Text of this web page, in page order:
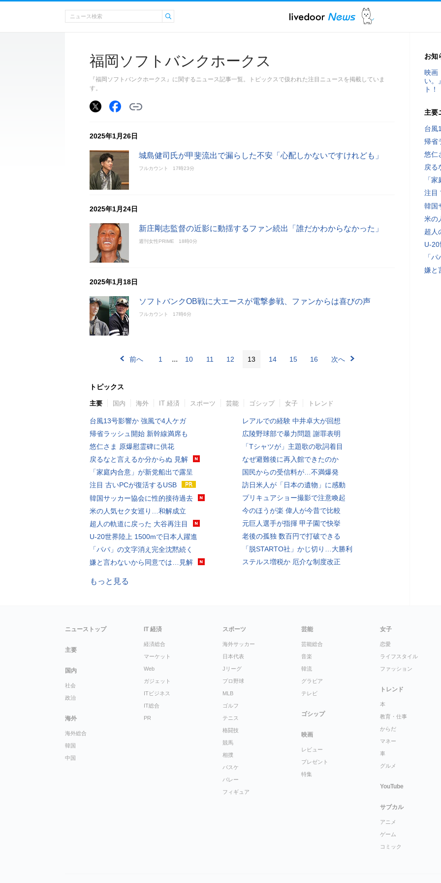
福岡ソフトバンクホークス
『福岡ソフトバンクホークス』に関するニュース記事一覧。トピックスで扱われた注目ニュースを掲載していま
す。
2025年1月26日
城島健司氏が甲斐流出で漏らした不安「心配しかないですけれども」
フルカウント 17時23分
2025年1月24日
新庄剛志監督の近影に動揺するファン続出「誰だかわからなかった」
週刊女性PRIME 18時0分
2025年1月18日
ソフトバンクOB戦に大エースが電撃参戦、ファンからは喜びの声
フルカウント 17時6分
前へ 1 ... 10 11 12 13 14 15 16 次へ
トピックス
主要 国内 海外 IT 経済 スポーツ 芸能 ゴシップ 女子 トレンド
台風13号影響か 強風で4人ケガ
帰省ラッシュ開始 新幹線満席も
悠仁さま 原爆慰霊碑に供花
戻るなと言えるか分からぬ 見解
「家庭内合意」が新党船出で露呈
注目 古いPCが復活するUSB
韓国サッカー協会に性的接待過去
米の人気セク女巡り…和解成立
超人の軌道に戻った 大谷再注目
U-20世界陸上 1500mで日本人躍進
「パパ」の文字消え完全沈黙続く
嫌と言わないから同意では…見解
レアルでの経験 中井卓大が回想
広陵野球部で暴力問題 謝罪表明
「Tシャツが」主題歌の歌詞着目
なぜ避難後に再入館できたのか
国民からの受信料が…不満爆発
訪日米人が「日本の遺物」に感動
プリキュアショー撮影で注意喚起
今のほうが楽 偉人が今昔で比較
元巨人選手が指揮 甲子園で快挙
老後の孤独 数百円で打破できる
「脱STARTO社」かじ切り…大勝利
ステルス増税か 厄介な制度改正
もっと見る
お知
映画
い。
ト！
主要
台風
帰省
悠仁
戻る
「
注目
韓国
米の
超人
U-
「
嫌と
ニューストップ
主要
国内
社会
政治
海外
海外総合
韓国
中国
IT 経済
経済総合
マーケット
Web
ガジェット
ITビジネス
IT総合
PR
スポーツ
海外サッカー
日本代表
Jリーグ
プロ野球
MLB
ゴルフ
テニス
格闘技
競馬
相撲
バスケ
バレー
フィギュア
芸能
芸能総合
音楽
韓流
グラビア
テレビ
ゴシップ
映画
レビュー
プレゼント
特集
女子
恋愛
ライフスタイル
ファッション
トレンド
本
教育・仕事
からだ
マネー
車
グルメ
YouTube
サブカル
アニメ
ゲーム
コミック